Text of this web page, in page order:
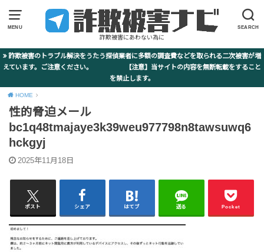
MENU SEARCH
詐欺被害にあわない為に
詐欺被害のトラブル解決をうたう探偵業者に多額の調査費などを取られる二次被害が増
えています。ご注意ください。 【注意】当サイトの内容を無断転載をすること
を禁止します。
HOME
性的脅迫メール
bc1q48tmajaye3k39weu977798n8tawsuwq6
hckgyj
2025年11月18日
ポスト シェア はてブ 送る Pocket